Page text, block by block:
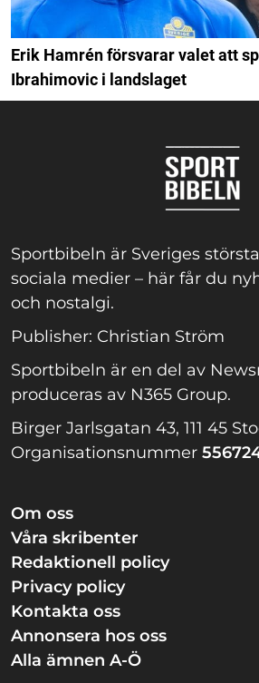
Erik Hamrén försvarar valet att
Ibrahimovic i landslaget
Sportbibeln är Sveriges
sociala medier – här får du
och nostalgi.
Publisher: Christian Ström
Sportbibeln är en del av
produceras av N365 Group.
Birger Jarlsgatan 43, 111 45
Organisationsnummer
Om oss
Våra skribenter
Redaktionell policy
Privacy policy
Kontakta oss
Annonsera hos oss
Alla ämnen A-Ö